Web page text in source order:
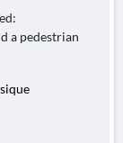
a pedestrian